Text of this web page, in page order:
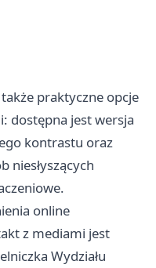
praktyczne opcje
dostępna jest wersja
kontrastu oraz
niesłyszących
online
z mediami jest
Wydziału